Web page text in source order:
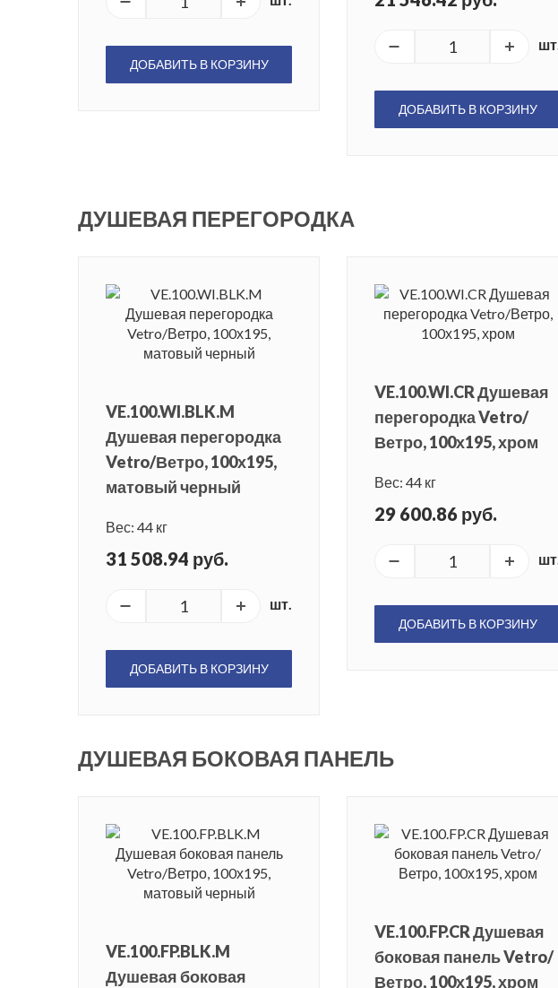
ДОБАВИТЬ В КОРЗИНУ
шт.
ДОБАВИТЬ В КОРЗИНУ
ДУШЕВАЯ ПЕРЕГОРОДКА
VE.100.WI.BLK.M
Душевая перегородка
Vetro/Ветро, 100х195,
матовый черный
Вес: 44 кг
31 508.94 руб.
шт.
ДОБАВИТЬ В КОРЗИНУ
VE.100.WI.CR Душевая
перегородка Vetro/
Ветро, 100х195, хром
Вес: 44 кг
29 600.86 руб.
шт.
ДОБАВИТЬ В КОРЗИНУ
ДУШЕВАЯ БОКОВАЯ ПАНЕЛЬ
VE.100.FP.BLK.M
Душевая боковая
VE.100.FP.CR Душевая
боковая панель Vetro/
Ветро, 100х195, хром